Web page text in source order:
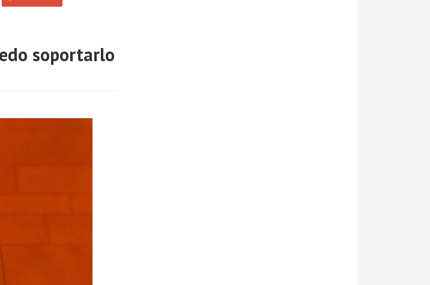
soportarlo